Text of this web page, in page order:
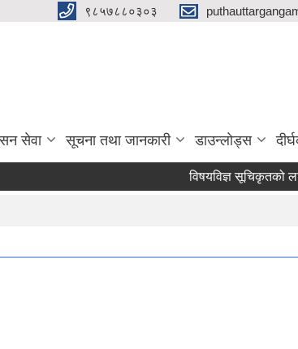
९८५७८८०३०३
सेवा सूचना तथा जानकारी डाउन्लोड्स
विषयविज्ञ सूचिकृतको लागि